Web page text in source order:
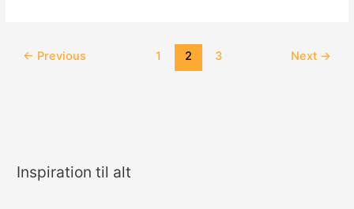
parforhold
← Previous 1 2 3 Next →
Inspiration til alt